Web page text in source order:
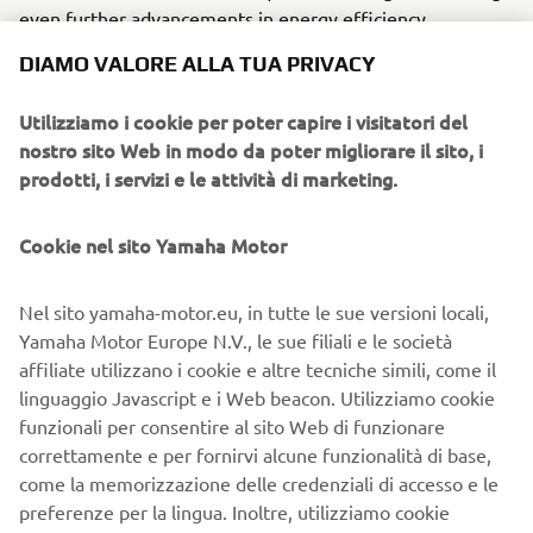
even further advancements in energy efficiency.
Yamaha has set a companywide environmental goal to
Additionally, Yamaha’s Technology Vision includes
strengthening its new core competencies, one of which is
Energy Management. Yamaha Motor will continue
Formula E, aiming to acquire the ultimate in energy
* Emissions produced from Yamaha's value chain, e.g., use
of sold products.
Yamaha Motor is conducting research
and development into various
technologies in order to acquire as well
DIAMO VALORE ALLA TUA PRIVACY
Utilizziamo i cookie per poter capire i visitatori del
nostro sito Web in modo da poter migliorare il sito, i
prodotti, i servizi e le attività di marketing.
Cookie nel sito Yamaha Motor
Nel sito yamaha-motor.eu, in tutte le sue versioni locali,
Yamaha Motor Europe N.V., le sue filiali e le società
affiliate utilizzano i cookie e altre tecniche simili, come il
linguaggio Javascript e i Web beacon. Utilizziamo cookie
funzionali per consentire al sito Web di funzionare
correttamente e per fornirvi alcune funzionalità di base,
come la memorizzazione delle credenziali di accesso e le
preferenze per la lingua. Inoltre, utilizziamo cookie